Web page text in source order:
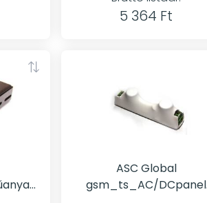
5 364 Ft
ASC Global
gsm_ts_AC/DCpanel